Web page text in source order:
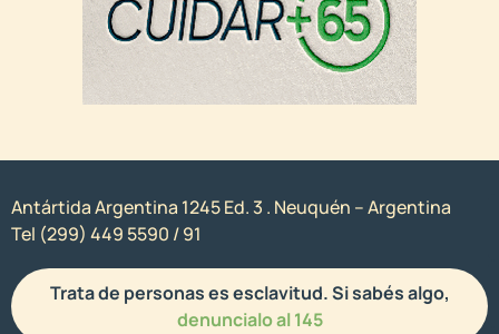
Antártida Argentina 1245 Ed. 3 . Neuquén – Argentina
Tel (299) 449 5590 / 91
Trata de personas es esclavitud. Si sabés algo,
denuncialo al 145